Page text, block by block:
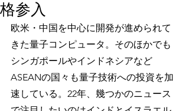
格参入
欧米・中国を中心に開発が進められて
きた量子コンピュータ。そのほかでも
シンガポールやインドネシアなど
ASEANの国々も量子技術への投資を加
速している。22年、幾つかのニュース